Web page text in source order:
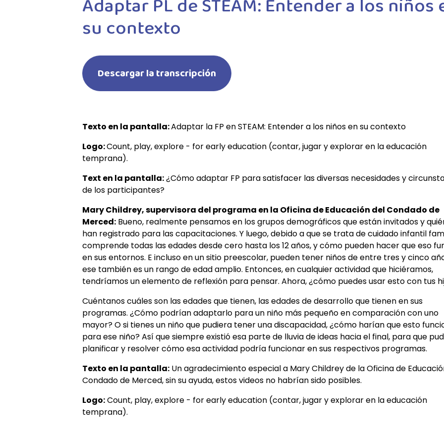
Adaptar PL de STEAM: Entender a los niños
su contexto
Descargar la transcripción
Texto en la pantalla:Adaptar la FP en STEAM: Entender a los niños en su contexto
Logo:Count, play, explore - for early education (contar, jugar y explorar en la educación
temprana).
Text en la pantalla:¿Cómo adaptar FP para satisfacer las diversas necesidades y
de los participantes?
Mary Childrey, supervisora del programa en la Oficina de Educación del Condado de
Merced: Bueno, realmente pensamos en los grupos demográficos que están invitados y
han registrado para las capacitaciones. Y luego, debido a que se trata de cuidado infantil
comprende todas las edades desde cero hasta los 12 años, y cómo pueden hacer que eso
en sus entornos. E incluso en un sitio preescolar, pueden tener niños de entre tres y cinco
ese también es un rango de edad amplio. Entonces, en cualquier actividad que hiciéramos,
tendríamos un elemento de reflexión para pensar. Ahora, ¿cómo puedes usar esto con tus
Cuéntanos cuáles son las edades que tienen, las edades de desarrollo que tienen en sus
programas. ¿Cómo podrían adaptarlo para un niño más pequeño en comparación con uno
mayor? O si tienes un niño que pudiera tener una discapacidad, ¿cómo harían que esto
para ese niño? Así que siempre existió esa parte de lluvia de ideas hacia el final, para que
planificar y resolver cómo esa actividad podría funcionar en sus respectivos programas.
Texto en la pantalla: Un agradecimiento especial a Mary Childrey de la Oficina de
Condado de Merced, sin su ayuda, estos videos no habrían sido posibles.
Logo:Count, play, explore - for early education (contar, jugar y explorar en la educación
temprana).